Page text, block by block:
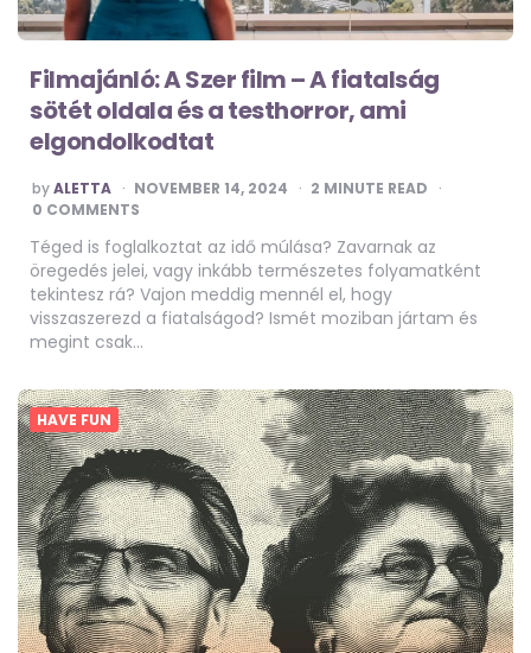
Filmajánló: A Szer film – A fiatalság
sötét oldala és a testhorror, ami
elgondolkodtat
POSTED
BY
byALETTA NOVEMBER 14, 2024 2 MINUTE READ
0 COMMENTS
Téged is foglalkoztat az idő múlása? Zavarnak az
öregedés jelei, vagy inkább természetes folyamatként
tekintesz rá? Vajon meddig mennél el, hogy
visszaszerezd a fiatalságod? Ismét moziban jártam és
megint csak…
HAVE FUN